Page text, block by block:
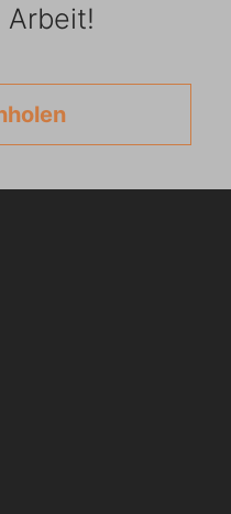
Arbeit!